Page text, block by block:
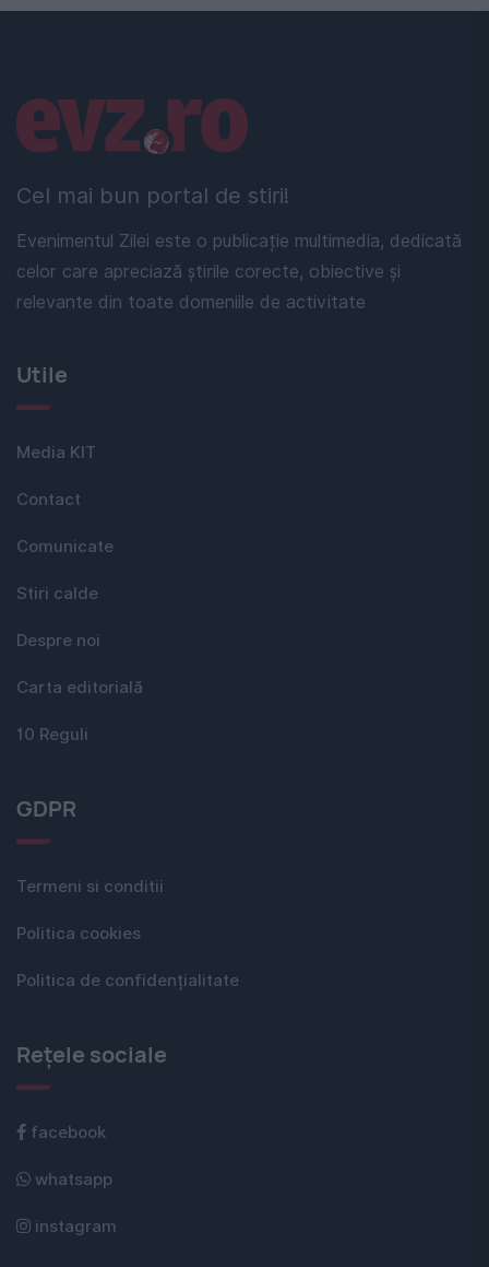
Cel mai bun portal de stiri!
Evenimentul Zilei este o publicație multimedia, dedicată
celor care apreciază știrile corecte, obiective și
relevante din toate domeniile de activitate
Linkuri utile
Utile
Media KIT
Contact
Comunicate
Stiri calde
Despre noi
Carta editorială
10 Reguli
GDPR
Termeni si conditii
Politica cookies
Politica de confidențialitate
Rețele sociale
facebook
whatsapp
instagram